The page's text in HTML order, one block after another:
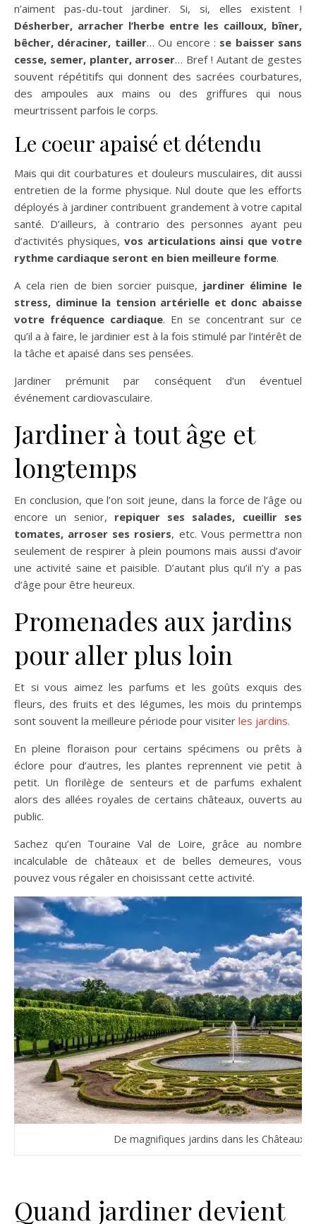
n’aiment pas-du-tout jardiner. Si, si, elles existent !
Désherber, arracher l’herbe entre les cailloux, bîner,
bêcher, déraciner, tailler… Ou encore : se baisser sans
cesse, semer, planter, arroser… Bref ! Autant de gestes
souvent répétitifs qui donnent des sacrées courbatures,
des ampoules aux mains ou des griffures qui nous
meurtrissent parfois le corps.
Le coeur apaisé et détendu
Mais qui dit courbatures et douleurs musculaires, dit aussi
entretien de la forme physique. Nul doute que les efforts
déployés à jardiner contribuent grandement à votre capital
santé. D’ailleurs, à contrario des personnes ayant peu
d’activités physiques, vos articulations ainsi que votre
rythme cardiaque seront en bien meilleure forme.
A cela rien de bien sorcier puisque, jardiner élimine le
stress, diminue la tension artérielle et donc abaisse
votre fréquence cardiaque. En se concentrant sur ce
qu’il a à faire, le jardinier est à la fois stimulé par l’intérêt de
la tâche et apaisé dans ses pensées.
Jardiner prémunit par conséquent d’un éventuel
événement cardiovasculaire.
Jardiner à tout âge et
longtemps
En conclusion, que l’on soit jeune, dans la force de l’âge ou
encore un senior, repiquer ses salades, cueillir ses
tomates, arroser ses rosiers, etc. Vous permettra non
seulement de respirer à plein poumons mais aussi d’avoir
une activité saine et paisible. D’autant plus qu’il n’y a pas
d’âge pour être heureux.
Promenades aux jardins
pour aller plus loin
Et si vous aimez les parfums et les goûts exquis des
fleurs, des fruits et des légumes, les mois du printemps
sont souvent la meilleure période pour visiter les jardins.
En pleine floraison pour certains spécimens ou prêts à
éclore pour d’autres, les plantes reprennent vie petit à
petit. Un florilège de senteurs et de parfums exhalent
alors des allées royales de certains châteaux, ouverts au
public.
Sachez qu’en Touraine Val de Loire, grâce au nombre
incalculable de châteaux et de belles demeures, vous
pouvez vous régaler en choisissant cette activité.
De magnifiques jardins dans les Châteaux
Quand jardiner devient